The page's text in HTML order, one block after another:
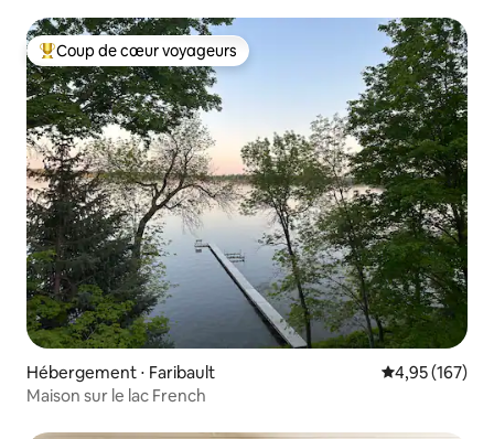
Coups de cœur voyageurs les plus appréciés
Coup de cœur voyageurs
Hébergement ⋅ Faribault Évaluation
4,95 (167)
Maison sur le lac French